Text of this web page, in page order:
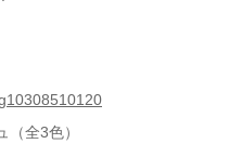
全3色）